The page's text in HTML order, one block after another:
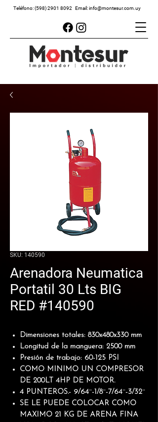
Teléfono:(598) 2901 8092 Email:info@montesur.com.uy
SKU: 140590
Arenadora Neumatica
Portatil 30 Lts BIG
RED #140590
Dimensiones totales: 830x480x330 mm
Longitud de la manguera: 2500 mm
Presión de trabajo: 60-125 PSI
COMO MINIMO UN COMPRESOR
DE 200LT 4HP DE MOTOR.
4 PUNTEROS.- 9/64¨-1/8¨-7/64¨-3/32¨
SE LE PUEDE COLOCAR COMO
MAXIMO 21 KG DE ARENA FINA